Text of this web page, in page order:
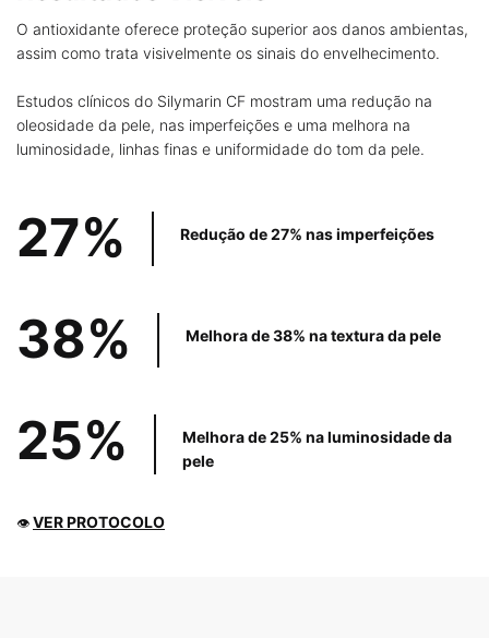
O antioxidante oferece proteção superior aos danos ambientas,
assim como trata visivelmente os sinais do envelhecimento.
Estudos clínicos do Silymarin CF mostram uma redução na
oleosidade da pele, nas imperfeições e uma melhora na
luminosidade, linhas finas e uniformidade do tom da pele.
27% Redução de 27% nas imperfeições
38% Melhora de 38% na textura da pele
25% Melhora de 25% na luminosidade da
pele
👁 VER PROTOCOLO